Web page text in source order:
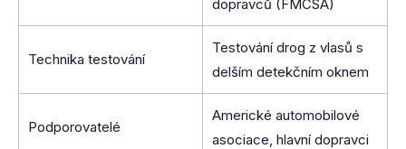
dopravců (FMCSA)
Technika testování
Testování drog z vlasů s
delším detekčním oknem
Podporovatelé
Americké automobilové
asociace, hlavní dopravci